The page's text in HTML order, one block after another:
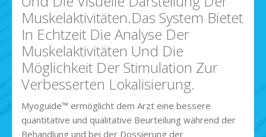
Muskelaktivitäten.Das System Bietet
In Echtzeit Die Analyse Der
Muskelaktivitäten Und Die
Möglichkeit Der Stimulation Zur
Verbesserten Lokalisierung.
Myoguide™ ermöglicht dem Arzt eine bessere
quantitative und qualitative Beurteilung während der
Behandlung und bei der Dossierung der